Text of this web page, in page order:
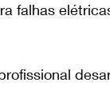
falhas